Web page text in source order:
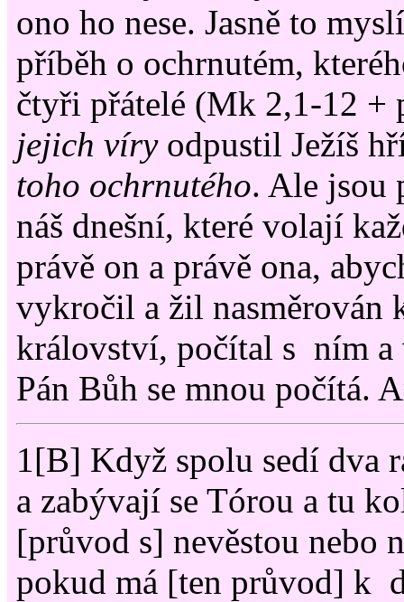
ono ho nese. Jasně to
příběh o ochrnutém,
čtyři přátelé (Mk 2,1-12 +
jejich víryodpustil Ježíš
toho ochrnutého. Ale jsou
náš dnešní, které volají
právě on a právě ona,
vykročil a žil nasměrován
království, počítal s ním a
Pán Bůh se mnou počítá.
1[B] Když spolu sedí dva
a zabývají se Tórou a tu
[průvod s] nevěstou nebo
pokud má [ten průvod] k